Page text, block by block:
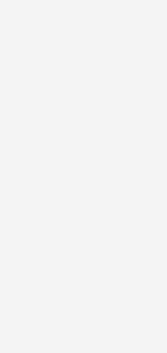
S-Cross 1.4
| Hubraum 1.373
Energieverbrauch
Klasse: D. Auf
von 25.980,42
1.900 Euro;
p.a.; 49 Monate
Euro
möglich);
Augustenstraße
Nur beim